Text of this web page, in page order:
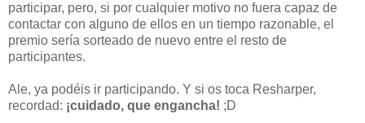
participar, pero, si por cualquier motivo no fuera capaz de
contactar con alguno de ellos en un tiempo razonable, el
premio sería sorteado de nuevo entre el resto de
participantes.
Ale, ya podéis ir participando. Y si os toca Resharper,
recordad: ¡cuidado, que engancha! ;D